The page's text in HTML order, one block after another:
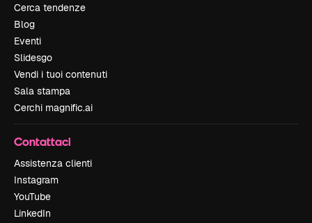
Cerca tendenze
Blog
Eventi
Slidesgo
Vendi i tuoi contenuti
Sala stampa
Cerchi magnific.ai
Contattaci
Assistenza clienti
Instagram
YouTube
LinkedIn